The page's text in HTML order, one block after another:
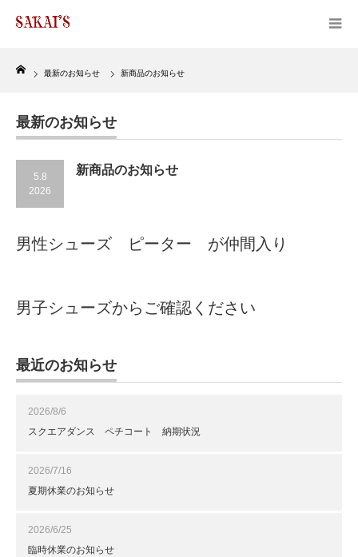
Home
最新のお知らせ
新商品のお知らせ
最新のお知らせ
5.8
2026
新商品のお知らせ
男性シューズ ピーター が仲間入り
男子シューズからご確認ください
最近のお知らせ
2026/8/6
スクエアダンス ペチコート 納期状況
2026/7/16
夏期休業のお知らせ
2026/6/25
臨時休業のお知らせ